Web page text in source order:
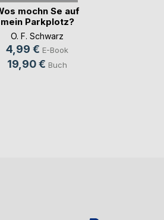
mochn Se auf
mein Parkplotz?
O. F. Schwarz
4,99 € E-Book
19,90 € Buch